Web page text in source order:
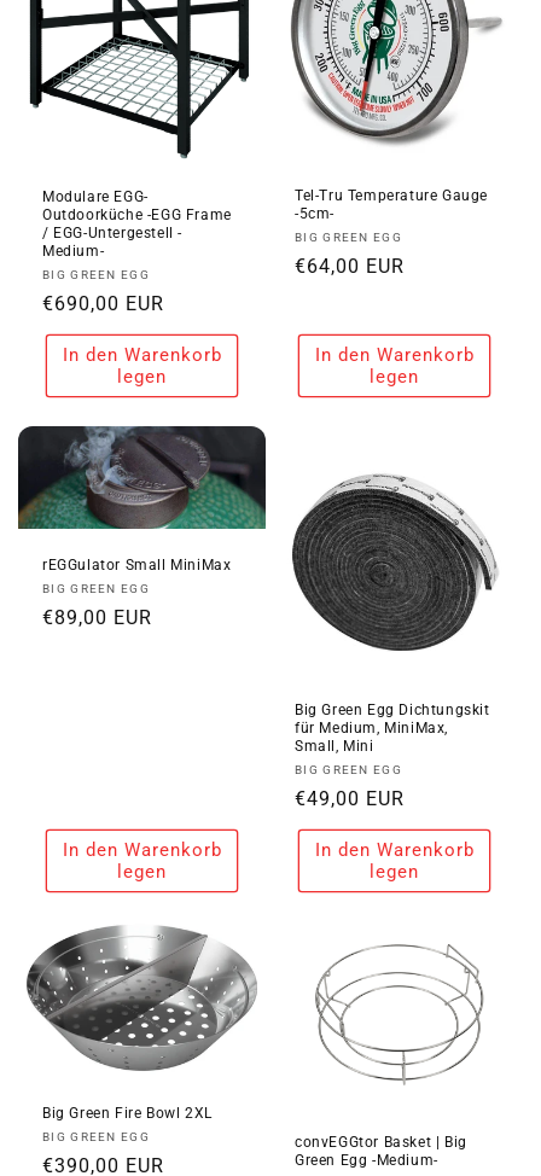
Modulare EGG-
Outdoorküche -EGG Frame
/ EGG-Untergestell -
Medium-
Anbieter:
BIG GREEN EGG
Normaler
Preis
€690,00 EUR
In den Warenkorb
legen
Tel-Tru Temperature Gauge
-5cm-
Anbieter:
BIG GREEN EGG
Normaler
€64,00 EUR
In den Warenkorb
legen
rEGGulator Small MiniMax
Anbieter:
BIG GREEN EGG
Normaler
€89,00 EUR
In den Warenkorb
legen
Big Green Egg Dichtungskit
für Medium, MiniMax,
Small, Mini
Anbieter:
BIG GREEN EGG
Normaler
Preis
€49,00 EUR
In den Warenkorb
legen
Big Green Fire Bowl 2XL
Anbieter:
BIG GREEN EGG
Normaler
€390,00 EUR
convEGGtor Basket | Big
Green Egg -Medium-